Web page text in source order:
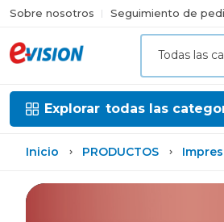
Sobre nosotros Seguimiento de
Todas las
Explorar todas las
Inicio PRODUCTOS